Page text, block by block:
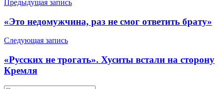
Навигация
по
записям
Предыдущая запись
«Это недомужчина, раз не смог ответить брату»
Следующая запись
«Русских не трогать». Хуситы встали на сторону
Кремля